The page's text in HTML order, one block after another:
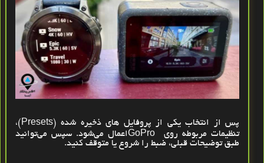
پس از انتخاب یکی از پروفایل‌ های ذخیره‌ شده (Presets)،
تنظیمات مربوطه روی
GoProاعمال می‌شود. سپس می‌توانید
طبق توضیحات قبلی، ضبط را شروع یا متوقف کنید.